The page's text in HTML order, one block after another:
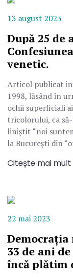
13 august 2023
După 25 de
venetic.
Articol publicat
1998, lăsând în
ochii superficiali
tricolorului, ca
liniştit “noi
la Bucureşti din
Citește mai mult
22 mai 2023
33 de ani
încă